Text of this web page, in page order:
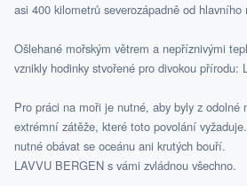
asi 400 kilometrů severozápadně od hlavního
Ošlehané mořským větrem a nepříznivými
vznikly hodinky stvořené pro divokou přírodu:
Pro práci na moři je nutné, aby byly z odolné
extrémní zátěže, které toto povolání
nutné obávat se oceánu ani krutých bouří.
LAVVU BERGEN s vámi zvládnou všechno.